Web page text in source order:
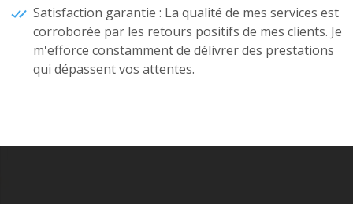
Satisfaction garantie : La qualité de mes services est
corroborée par les retours positifs de mes clients. Je
m'efforce constamment de délivrer des prestations
qui dépassent vos attentes.